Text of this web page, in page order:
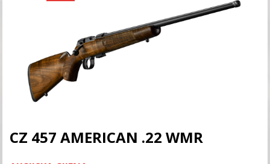
CZ 457 AMERICAN .22 WMR